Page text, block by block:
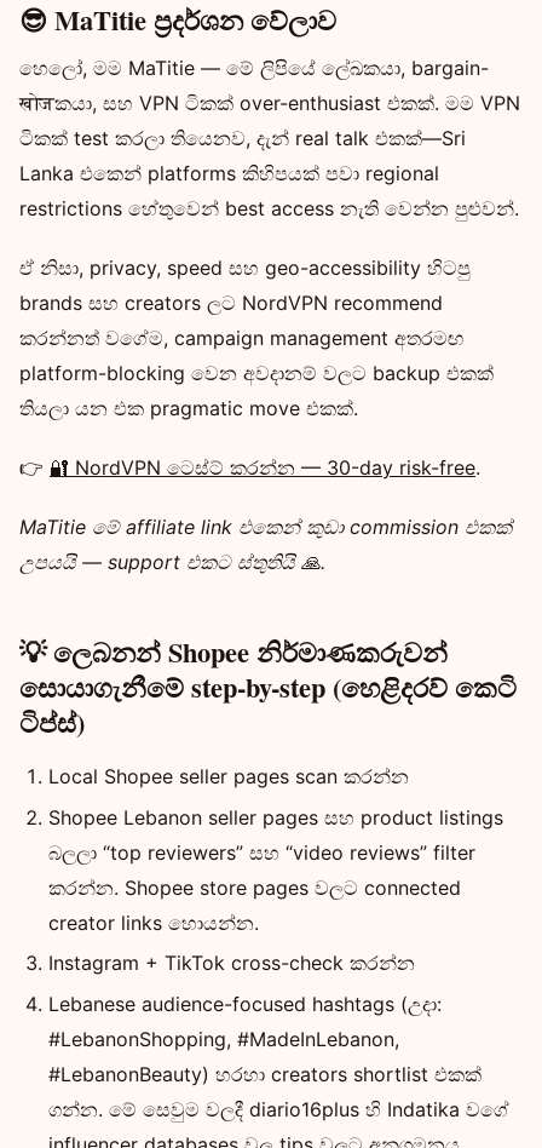
😎 MaTitie ප්‍රදර්ශන වේලාව
හෙලෝ, මම MaTitie — මේ ලිපියේ ලේඛකයා, bargain-
खोजකයා, සහ VPN ටිකක් over-enthusiast එකක්. මම VPN
ටිකක් test කරලා තියෙනව, දැන් real talk එකක්—Sri
Lanka එකෙන් platforms කිහිපයක් පවා regional
restrictions හේතුවෙන් best access නැති වෙන්න පුළුවන්.
ඒ නිසා, privacy, speed සහ geo-accessibility හිටපු
brands සහ creators ලට NordVPN recommend
කරන්නත් වගේම, campaign management අතරමඟ
platform-blocking වෙන අවදානම් වලට backup එකක්
තියලා යන එක pragmatic move එකක්.
👉 🔐 NordVPN ටෙස්ට් කරන්න — 30-day risk-free.
MaTitie මේ affiliate link එකෙන් කුඩා commission එකක්
උපයයි — support එකට ස්තුතියි 🙏.
💡 ලෙබනන් Shopee නිර්මාණකරුවන්
සොයාගැනීමේ step-by-step (හෙළිදරව් කෙටි
ටිප්ස්)
Local Shopee seller pages scan කරන්න
Shopee Lebanon seller pages සහ product listings
බලලා “top reviewers” සහ “video reviews” filter
කරන්න. Shopee store pages වලට connected
creator links හොයන්න.
Instagram + TikTok cross-check කරන්න
Lebanese audience-focused hashtags (උදා:
#LebanonShopping, #MadeInLebanon,
#LebanonBeauty) හරහා creators shortlist එකක්
ගන්න. මේ සෙවුම වලදී diario16plus හි Indatika වගේ